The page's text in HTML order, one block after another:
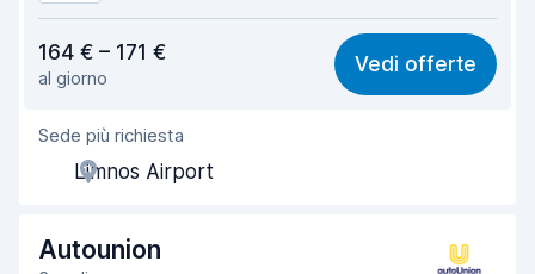
7,9
Facile da trovare 8,4
Gentilezza degli agenti
Rapidità del ritiro
Rapidità della riconsegna 9,0
164 € – 171 €
al giorno
Vedi offerte
Sede più richiesta
Limnos Airport
Autounion